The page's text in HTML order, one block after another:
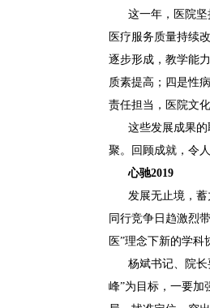
这一年，医院
医疗服务质量持续
逐步形成，教学能
质素提高；四是性
责任担当，医院文
这些发展成果
聚。回顾成就，令
心驰2019
发展无止境，
同行竞争日趋激烈
医”理念下新的学
杨斌书记、院
峰”为目标，一要加